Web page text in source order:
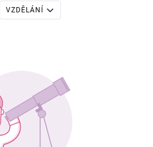
VZDĚLÁNÍ